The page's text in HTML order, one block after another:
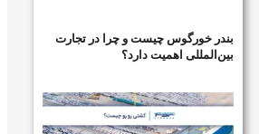
بندر خورگوس چیست و چرا در تجارت
بین‌المللی اهمیت دارد؟